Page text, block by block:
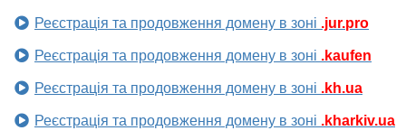
Реєстрація та продовження домену в зоні .jur.pro
Реєстрація та продовження домену в зоні .kaufen
Реєстрація та продовження домену в зоні .kh.ua
Реєстрація та продовження домену в зоні .kharkiv.ua